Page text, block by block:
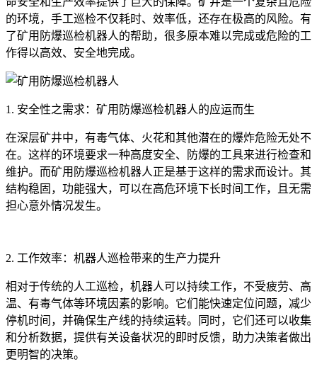
的环境，手工巡检不仅耗时、效率低，还存在极高的风险。有
了矿用防爆巡检机器人的帮助，很多原本难以完成或危险的工
作得以高效、安全地完成。
1. 安全性之需求：矿用防爆巡检机器人的应运而生
在深层矿井中，有毒气体、火花和其他潜在的爆炸危险无处不
在。这样的环境要求一种高度安全、防爆的工具来进行检查和
维护。而矿用防爆巡检机器人正是基于这样的需求而设计。其
结构稳固，功能强大，可以在高危环境下长时间工作，且无需
担心意外情况发生。
2. 工作效率：机器人巡检带来的生产力提升
相对于传统的人工巡检，机器人可以持续工作，不受疲劳、高
温、有毒气体等环境因素的影响。它们能快速定位问题，减少
停机时间，并确保生产线的持续运转。同时，它们还可以收集
和分析数据，提供有关设备状况的即时反馈，助力决策者做出
更明智的决策。